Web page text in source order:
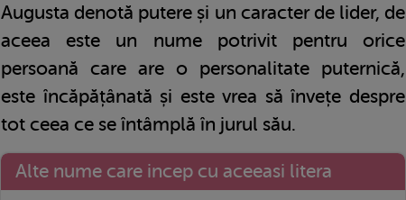
Augusta denotă putere și un caracter de lider, de
aceea este un nume potrivit pentru orice
persoană care are o personalitate puternică,
este încăpățânată și este vrea să învețe despre
tot ceea ce se întâmplă în jurul său.
Alte nume care incep cu aceeasi litera